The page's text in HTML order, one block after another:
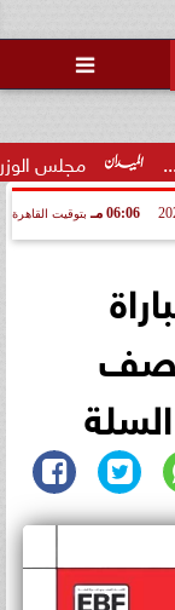

مجلس الوزراء يوافق
06:06 مـ بتوقيت القاهرة
نصف